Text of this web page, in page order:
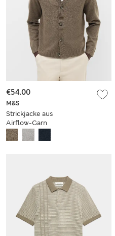
M&S
Strickjacke aus
Airflow-Garn
€54.00